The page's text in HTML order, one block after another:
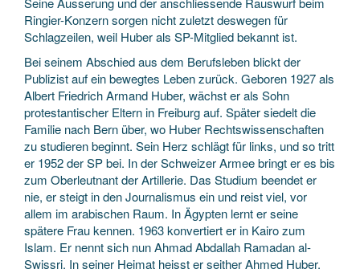
Ringier-Konzern sorgen nicht zuletzt deswegen für
Schlagzeilen, weil Huber als SP-Mitglied bekannt ist.
Bei seinem Abschied aus dem Berufsleben blickt der
Publizist auf ein bewegtes Leben zurück. Geboren 1927 als
Albert Friedrich Armand Huber, wächst er als Sohn
protestantischer Eltern in Freiburg auf. Später siedelt die
Familie nach Bern über, wo Huber Rechtswissenschaften
zu studieren beginnt. Sein Herz schlägt für links, und so tritt
er 1952 der SP bei. In der Schweizer Armee bringt er es bis
zum Oberleutnant der Artillerie. Das Studium beendet er
nie, er steigt in den Journalismus ein und reist viel, vor
allem im arabischen Raum. In Ägypten lernt er seine
spätere Frau kennen. 1963 konvertiert er in Kairo zum
Islam. Er nennt sich nun Ahmad Abdallah Ramadan al-
Swissri. In seiner Heimat heisst er seither Ahmed Huber.